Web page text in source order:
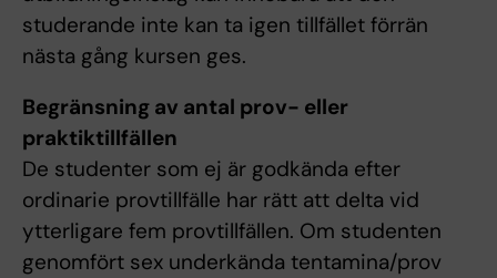
studerande inte kan ta igen tillfället förrän
nästa gång kursen ges.
Begränsning av antal prov- eller
praktiktillfällen
De studenter som ej är godkända efter
ordinarie provtillfälle har rätt att delta vid
ytterligare fem provtillfällen. Om studenten
genomfört sex underkända tentamina/prov